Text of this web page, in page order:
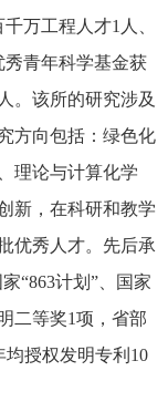
万工程人才1人、
秀青年科学基金获
。 该所的研究涉及
方向包括：绿色化
理论与计算化学
新，在科研和教学
优秀人才。先后承
“863计划”、国家
二等奖1项，省部
均授权发明专利 10